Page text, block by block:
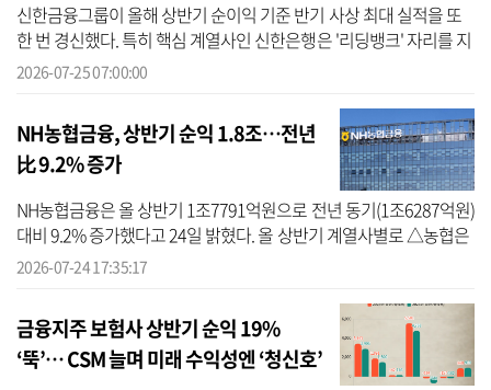
신한금융그룹이 올해 상반기 순이익 기준 반기 사상 최대 실적을 또
한 번 경신했다. 특히 핵심 계열사인 신한은행은 '리딩뱅크' 자리를 지
켜내며 그룹 실적을 견인했다. 다만 신한금융이 ‘리딩금융’ 탈환을
2026-07-25 07:00:00
NH농협금융, 상반기 순익 1.8조…전년
比 9.2% 증가
NH농협금융은 올 상반기 1조7791억원으로 전년 동기(1조6287억원)
대비 9.2% 증가했다고 24일 밝혔다. 올 상반기 계열사별로 △농협은
행 1조1629억원 △NH투자증권 9652억원 △농협생명·손해 1068억
2026-07-24 17:35:17
금융지주 보험사 상반기 순익 19%
‘뚝’… CSM 늘며 미래 수익성엔 ‘청신호’